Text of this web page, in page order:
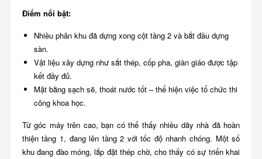
Điểm nổi bật:
Nhiều phân khu đã dựng xong cột tầng 2 và bắt đầu dựng
sàn.
Vật liệu xây dựng như sắt thép, cốp pha, giàn giáo được tập
kết đầy đủ.
Mặt bằng sạch sẽ, thoát nước tốt – thể hiện việc tổ chức thi
công khoa học.
Từ góc máy trên cao, bạn có thể thấy nhiều dãy nhà đã hoàn
thiện tầng 1, đang lên tầng 2 với tốc độ nhanh chóng. Một số
khu đang đào móng, lắp đặt thép chờ, cho thấy có sự triển khai